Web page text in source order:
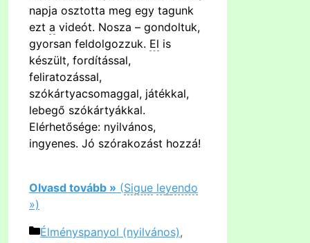
napja osztotta meg egy tagunk
ezt a videót. Nosza – gondoltuk,
gyorsan feldolgozzuk. El is
készült, fordítással,
feliratozással,
szókártyacsomaggal, játékkal,
lebegő szókártyákkal.
Elérhetősége: nyilvános,
ingyenes. Jó szórakozást hozzá!
Olvasd tovább » (Sigue leyendo
»)
Kategória
Élményspanyol (nyilvános),